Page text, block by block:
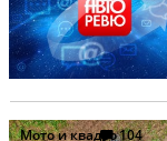
Мото и квадро104